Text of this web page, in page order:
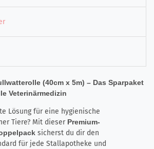
(40cm x 5m) – Das Sparpaket
Veterinärmedizin
Lösung für eine hygienische
Tiere? Mit dieser Premium-
sicherst du dir den
für jede Stallapotheke und